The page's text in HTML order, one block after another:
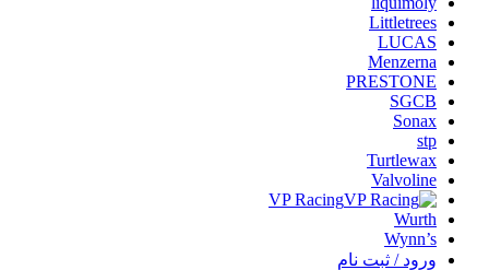
Littletrees
LUCAS
Menzerna
PRESTONE
SGCB
Sonax
stp
Turtlewax
Valvoline
VP Racing
Wurth
Wynn’s
ورود / ثبت نام